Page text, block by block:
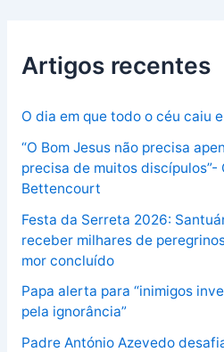
Artigos recentes
O dia em que todo o céu caiu
“O Bom Jesus não precisa
precisa de muitos discípulos”-
Bettencourt
Festa da Serreta 2026:
receber milhares de
mor concluído
Papa alerta para “inimigos
pela ignorância”
Padre António Azevedo